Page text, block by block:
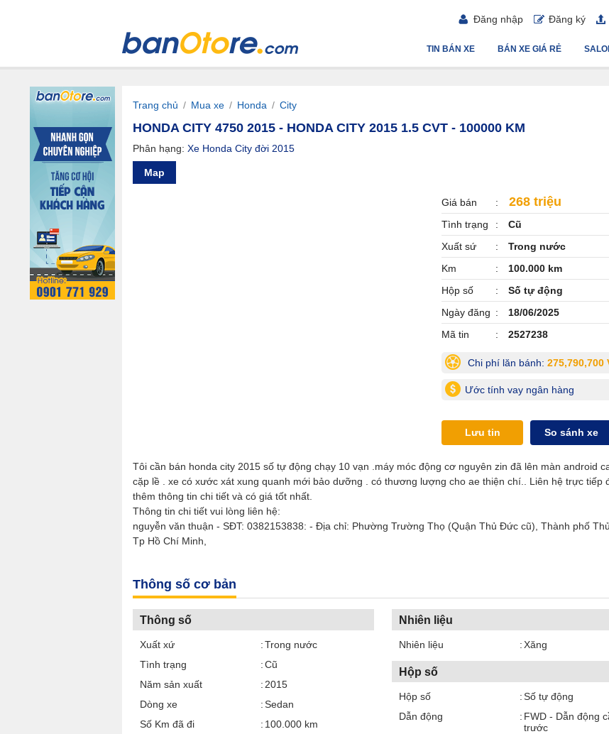
Đăng nhập Đăng ký
BÁN XE GIÁ RẺ
TIN BÁN XE
Trang chủ / Mua xe / Honda / City
HONDA CITY 4750 2015 - HONDA CITY 2015 1.5 CVT - 100000 KM
Phân hạng: Xe Honda City đời 2015
Map
Giá bán 268 triệu
Tình trạng
Cũ
Xuất sứ
Trong nước
Km
100.000 km
Hộp số
Số tự động
Ngày đăng
18/06/2025
Mã tin
2527238
Chi phí lăn bánh: 275,790,700
Ước tính vay ngân hàng
Lưu tin So sánh xe
Tôi cần bán honda city 2015 số tự động chạy 10 vạn .máy móc động cơ nguyên zin đã lên màn android
cặp lề . xe có xước xát xung quanh mới bảo dưỡng . có thương lượng cho ae thiện chí.. Liên hệ trực tiếp
thêm thông tin chi tiết và có giá tốt nhất.
Thông tin chi tiết vui lòng liên hệ:
nguyễn văn thuận - SĐT: 0382153838: - Địa chỉ: Phường Trường Thọ (Quận Thủ Đức cũ), Thành phố
Tp Hồ Chí Minh,
Thông số cơ bản
Thông số
Xuất xứ
Trong nước
Tình trạng
Cũ
Năm sản xuất
2015
Dòng xe
Sedan
Số Km đã đi
100.000 km
Nhiên liệu
Nhiên liệu Xăng
Hộp số
Hộp số
Số tự động
Dẫn động
FWD - Dẫn động
trước